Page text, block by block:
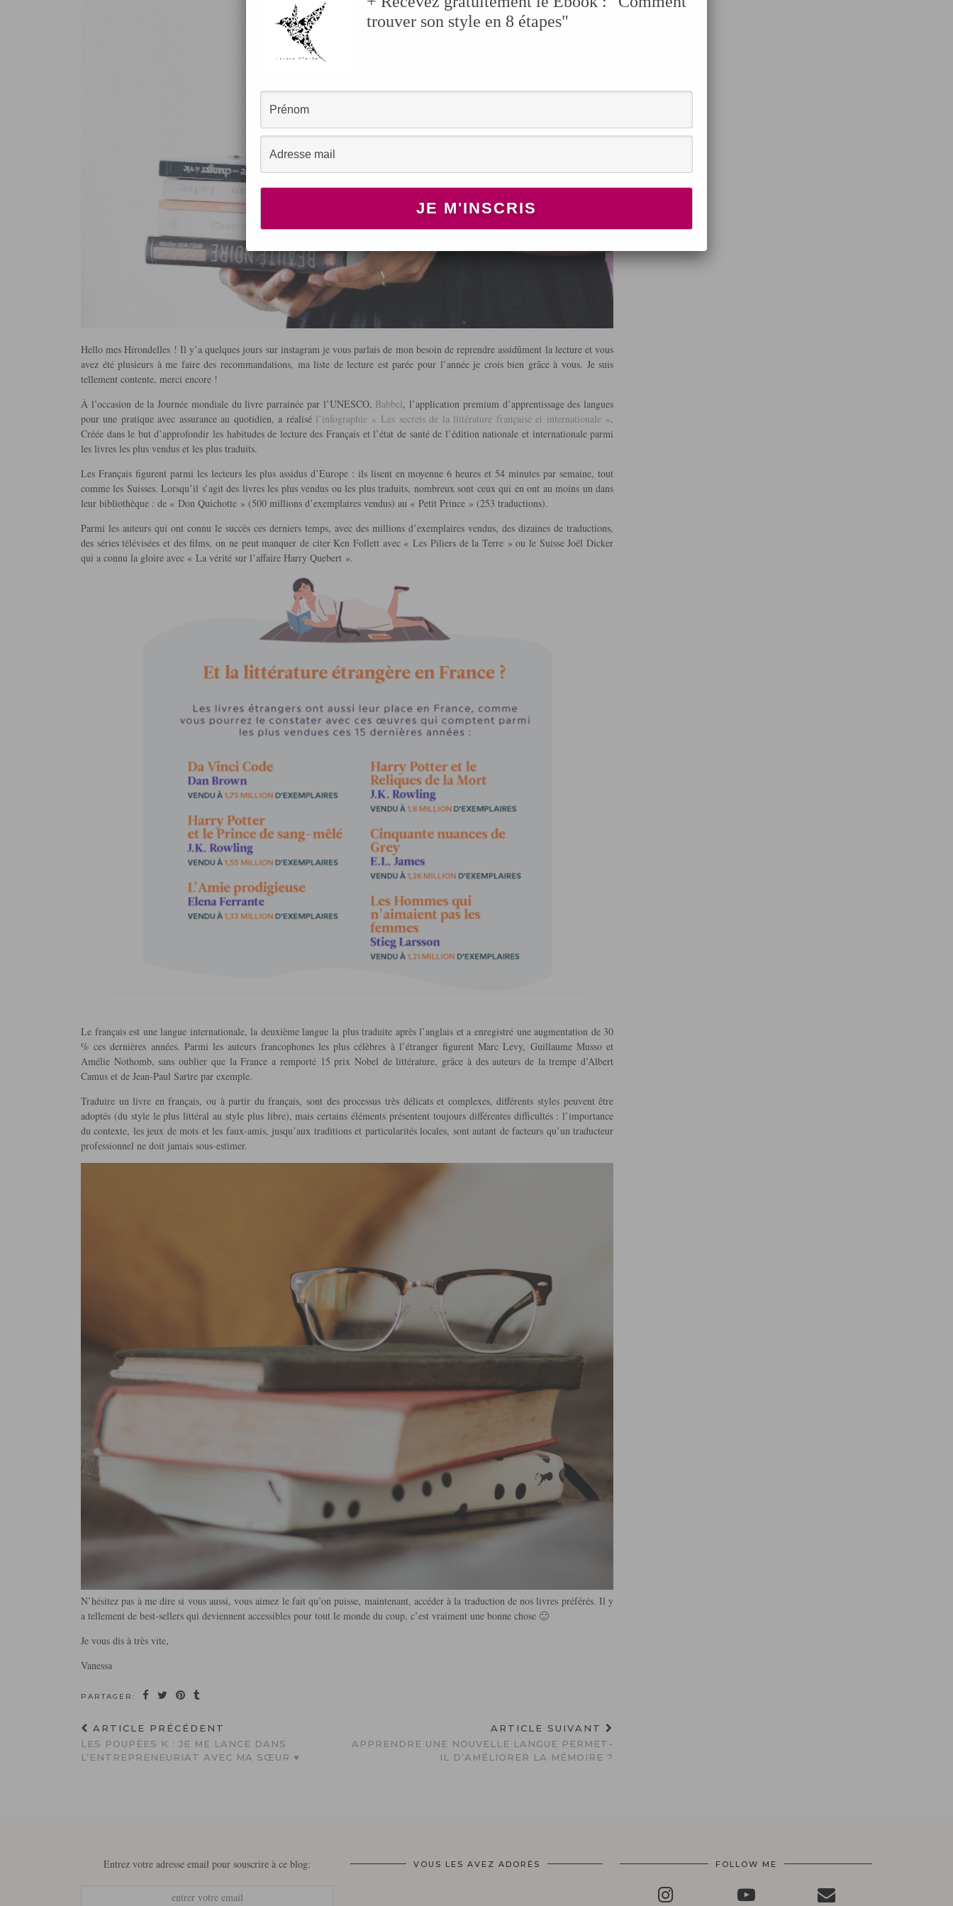
Hello mes Hirondelles ! Il y’a quelques jours sur instagram je vous parlais de mon besoin de reprendre assidûment la lecture et vous
avez été plusieurs à me faire des recommandations, ma liste de lecture est parée pour l’année je crois bien grâce à vous. Je suis
tellement contente, merci encore !
À l’occasion de la Journée mondiale du livre parrainée par l’UNESCO, Babbel, l’application premium d’apprentissage des langues
pour une pratique avec assurance au quotidien, a réalisé l’infographie « Les secrets de la littérature française et internationale ».
Créée dans le but d’approfondir les habitudes de lecture des Français et l’état de santé de l’édition nationale et internationale parmi
les livres les plus vendus et les plus traduits.
Les Français figurent parmi les lecteurs les plus assidus d’Europe : ils lisent en moyenne 6 heures et 54 minutes par semaine, tout
comme les Suisses. Lorsqu’il s’agit des livres les plus vendus ou les plus traduits, nombreux sont ceux qui en ont au moins un dans
leur bibliothèque : de « Don Quichotte » (500 millions d’exemplaires vendus) au « Petit Prince » (253 traductions).
Parmi les auteurs qui ont connu le succès ces derniers temps, avec des millions d’exemplaires vendus, des dizaines de traductions,
des séries télévisées et des films, on ne peut manquer de citer Ken Follett avec « Les Piliers de la Terre » ou le Suisse Joël Dicker
qui a connu la gloire avec « La vérité sur l’affaire Harry Quebert ».
Le français est une langue internationale, la deuxième langue la plus traduite après l’anglais et a enregistré une augmentation de 30
% ces dernières années. Parmi les auteurs francophones les plus célèbres à l’étranger figurent Marc Levy, Guillaume Musso et
Amélie Nothomb, sans oublier que la France a remporté 15 prix Nobel de littérature, grâce à des auteurs de la trempe d’Albert
Camus et de Jean-Paul Sartre par exemple.
Traduire un livre en français, ou à partir du français, sont des processus très délicats et complexes, différents styles peuvent être
adoptés (du style le plus littéral au style plus libre), mais certains éléments présentent toujours différentes difficultés : l’importance
du contexte, les jeux de mots et les faux-amis, jusqu’aux traditions et particularités locales, sont autant de facteurs qu’un traducteur
professionnel ne doit jamais sous-estimer.
N’hésitez pas à me dire si vous aussi, vous aimez le fait qu’on puisse, maintenant, accéder à la traduction de nos livres préférés. Il y
a tellement de best-sellers qui deviennent accessibles pour tout le monde du coup, c’est vraiment une bonne chose 🙂
Je vous dis à très vite,
Vanessa
PARTAGER:
ARTICLE PRÉCÉDENT
LES POUPÉES K : JE ME LANCE DANS
L’ENTREPRENEURIAT AVEC MA SŒUR ♥
ARTICLE SUIVANT
APPRENDRE UNE NOUVELLE LANGUE PERMET-
IL D’AMÉLIORER LA MÉMOIRE ?
Entrez votre adresse email pour souscrire à ce blog: VOUS LES AVEZ ADORÉS FOLLOW ME
trouver son style en 8 étapes"